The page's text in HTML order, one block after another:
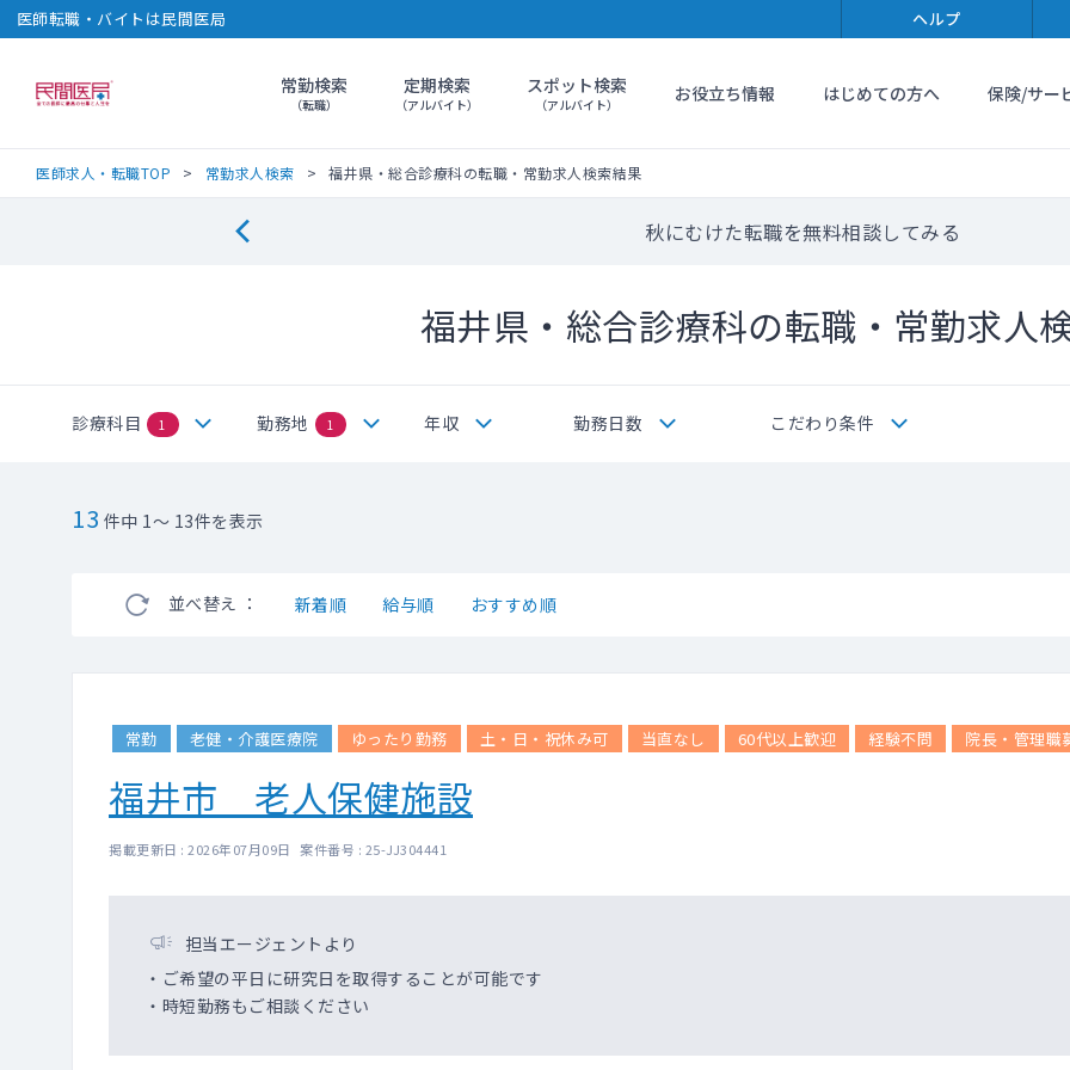
医師転職・バイトは民間医局 ヘルプ
民間医局常勤検索
（転職）
定期検索
（アルバイト）
スポット検索
（アルバイト） お役立ち情報 はじめての方へ 保険/サー
医師求人・転職TOP 常勤求人検索 福井県・総合診療科の転職・常勤求人検索結果
秋にむけた転職を無料相談してみる
福井県・総合診療科の転職・常勤求人
診療科目 1 勤務地 1 年収 勤務日数 こだわり条件
13 件中 1～ 13件を表示
並べ替え ： 新着順 給与順 おすすめ順
常勤 老健・介護医療院 ゆったり勤務 土・日・祝休み可 当直なし 60代以上歓迎 経験不問 院長・管理職
福井市 老人保健施設
掲載更新日 : 2026年07月09日 案件番号 : 25-JJ304441
担当エージェントより
・ご希望の平日に研究日を取得することが可能です
・時短勤務もご相談ください